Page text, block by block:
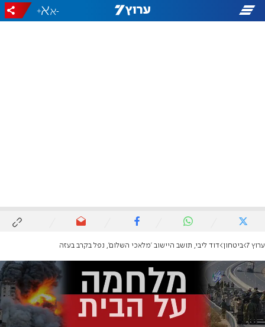
-
+
ערוץ 7 ביטחון דוד ליבי, תושב היישוב 'מלאכי השלום', נפל בקרב בעזה